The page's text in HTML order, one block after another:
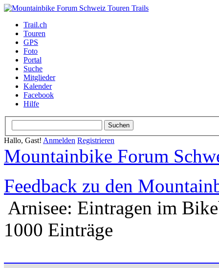
Trail.ch
Touren
GPS
Foto
Portal
Suche
Mitglieder
Kalender
Facebook
Hilfe
Hallo, Gast! Anmelden Registrieren
Mountainbike Forum
Feedback zu den
Arnisee: Eintragen im
1000 Einträge